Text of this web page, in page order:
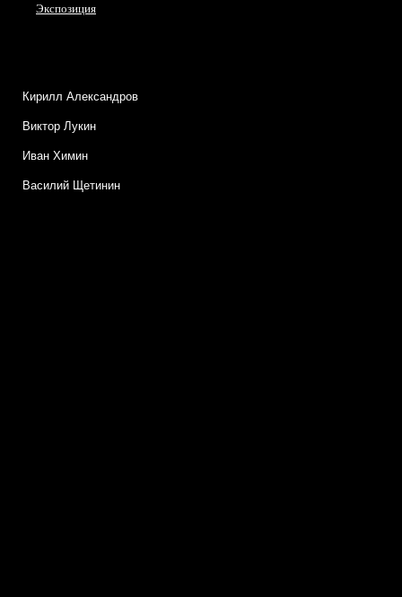
Экспозиция
Кирилл Александров
Виктор Лукин
Иван Химин
Василий Щетинин